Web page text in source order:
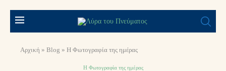
Αρχική » Blog » Η Φωτογραφία της ημέρας
Η Φωτογραφία της ημέρας